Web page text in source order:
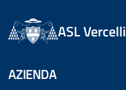
ASL Vercelli
AZIENDA